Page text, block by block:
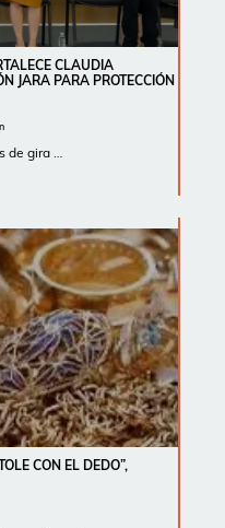
CLAUDIA
JARA PARA PROTECCIÓN
de gira …
CON EL DEDO”,